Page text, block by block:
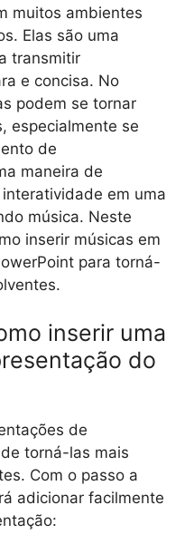
muitos ambientes
Elas são uma
transmitir
e concisa. No
podem se tornar
especialmente se
de
maneira de
em uma
música. Neste
inserir músicas em
para torná-
inserir uma
do
de
torná-las mais
Com o passo a
adicionar facilmente